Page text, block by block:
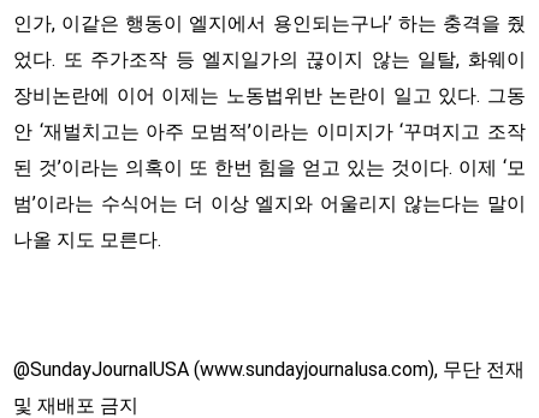
인가, 이같은 행동이 엘지에서 용인되는구나’ 하는 충격을 줬
었다. 또 주가조작 등 엘지일가의 끊이지 않는 일탈, 화웨이
장비논란에 이어 이제는 노동법위반 논란이 일고 있다. 그동
안 ‘재벌치고는 아주 모범적’이라는 이미지가 ‘꾸며지고 조작
된 것’이라는 의혹이 또 한번 힘을 얻고 있는 것이다. 이제 ‘모
범’이라는 수식어는 더 이상 엘지와 어울리지 않는다는 말이
나올 지도 모른다.
@SundayJournalUSA (www.sundayjournalusa.com), 무단 전재
및 재배포 금지